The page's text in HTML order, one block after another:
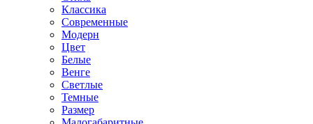
Классика
Современные
Модерн
Цвет
Белые
Венге
Светлые
Темные
Размер